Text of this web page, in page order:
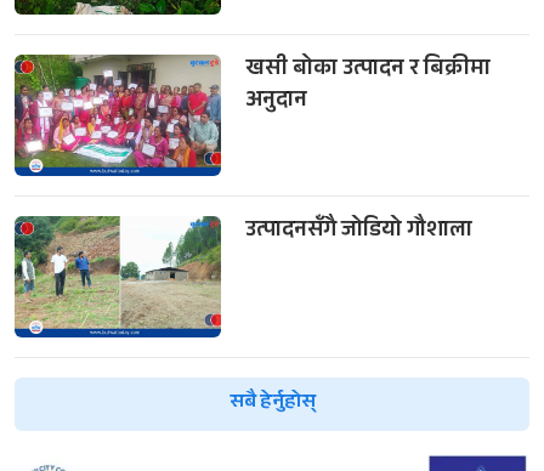
खसी बोका उत्पादन र बिक्रीमा
अनुदान
उत्पादनसँगै जोडियो गौशाला
सबै हेर्नुहोस्